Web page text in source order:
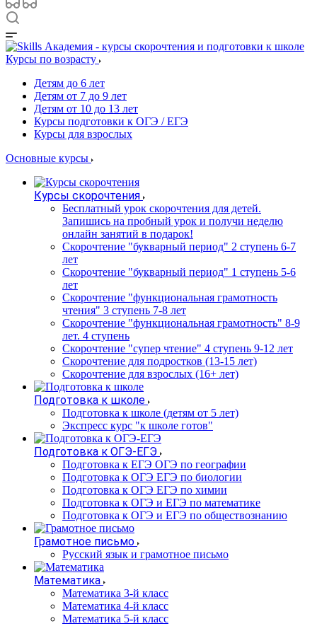
Курсы по возрасту
Детям до 6 лет
Детям от 7 до 9 лет
Детям от 10 до 13 лет
Курсы подготовки к ОГЭ / ЕГЭ
Курсы для взрослых
Основные курсы
Курсы скорочтения
Бесплатный урок скорочтения для детей.
Запишись на пробный урок и получи неделю
онлайн занятий в подарок!
Cкорочтение "букварный период" 2 ступень 6-7
лет
Скорочтение "букварный период" 1 ступень 5-6
лет
Скорочтение "функциональная грамотность
чтения" 3 ступень 7-8 лет
Скорочтение "функциональная грамотность" 8-9
лет. 4 ступень
Скорочтение "супер чтение" 4 ступень 9-12 лет
Скорочтение для подростков (13-15 лет)
Cкорочтение для взрослых (16+ лет)
Подготовка к школе
Подготовка к школе (детям от 5 лет)
Экспресс курс "к школе готов"
Подготовка к ОГЭ-ЕГЭ
Подготовка к ЕГЭ ОГЭ по географии
Подготовка к ОГЭ ЕГЭ по биологии
Подготовка к ОГЭ ЕГЭ по химии
Подготовка к ОГЭ и ЕГЭ по математике
Подготовка к ОГЭ и ЕГЭ по обществознанию
Грамотное письмо
Русский язык и грамотное письмо
Математика
Математика 3-й класс
Математика 4-й класс
Математика 5-й класс